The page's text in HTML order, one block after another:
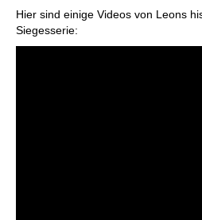
Hier sind einige Videos von Leons
Siegesserie: